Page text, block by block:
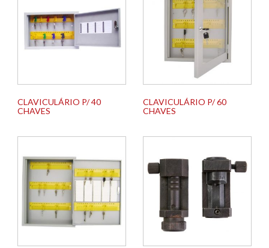
CLAVICULÁRIO P/ 40
CHAVES
CLAVICULÁRIO P/ 60
CHAVES